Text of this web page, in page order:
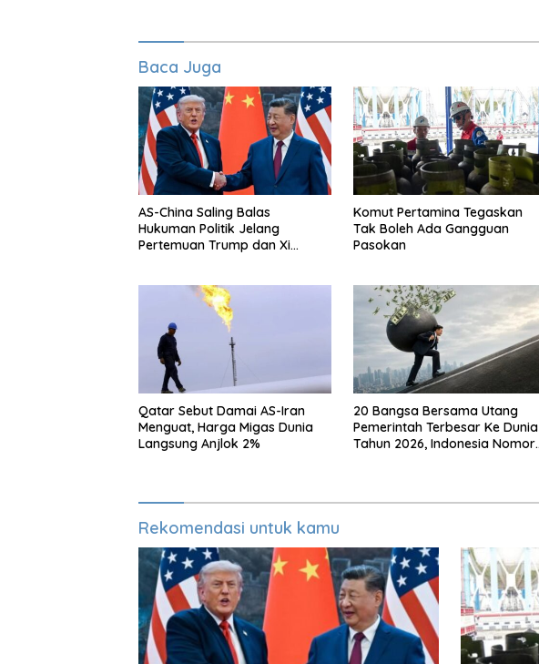
Baca Juga
AS-China Saling Balas
Hukuman Politik Jelang
Pertemuan Trump dan Xi
Komut Pertamina Tegaskan
Tak Boleh Ada Gangguan
Pasokan
Qatar Sebut Damai AS-Iran
Menguat, Harga Migas Dunia
Langsung Anjlok 2%
20 Bangsa Bersama Utang
Pemerintah Terbesar Ke Dunia
Tahun 2026, Indonesia Nomor
Rekomendasi untuk kamu